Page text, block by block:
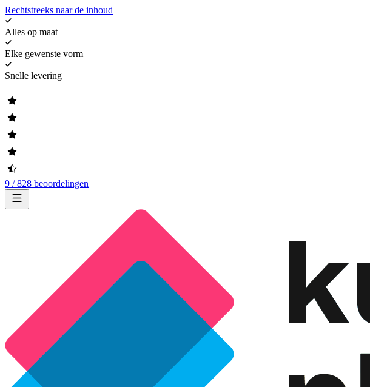
Rechtstreeks naar de inhoud
Alles op maat
Elke gewenste vorm
Snelle levering
9 / 828 beoordelingen